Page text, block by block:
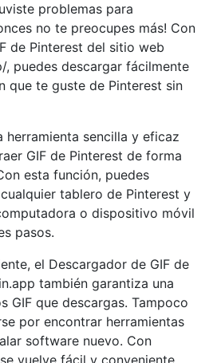
problemas para
no te preocupes más! Con
de Pinterest del sitio web
, puedes descargar fácilmente
que te guste de Pinterest sin
herramienta sencilla y eficaz
GIF de Pinterest de forma
esta función, puedes
tablero de Pinterest y
o dispositivo móvil
pasos.
el Descargador de GIF de
también garantiza una
GIF que descargas. Tampoco
por encontrar herramientas
software nuevo. Con
vuelve fácil y conveniente